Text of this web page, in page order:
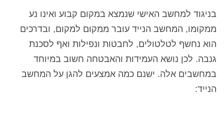
בניגוד למחשב האישי שנמצא במקום קבוע ואינו נע
ממקומו, המחשב הנייד עובר ממקום למקום, ובדרכים
הוא נחשף לטלטולים, לחבטות ונפילות ואף לסכנת
גנבה. לכן נושא העמידות והאבטחה חשוב במיוחד
במחשבים אלה. ישנם כמה אמצעים להגן על המחשב
הנייד: